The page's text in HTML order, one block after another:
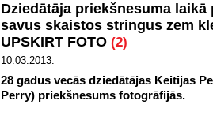
Dziedātāja priekšnesuma laikā
savus skaistos stringus zem
UPSKIRT FOTO (2)
10.03.2013.
28 gadus vecās dziedātājas Keitijas
Perry) priekšnesums fotogrāfijās.